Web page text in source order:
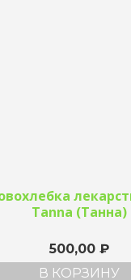
Tanna (Танна)
500,00 ₽
В КОРЗИНУ